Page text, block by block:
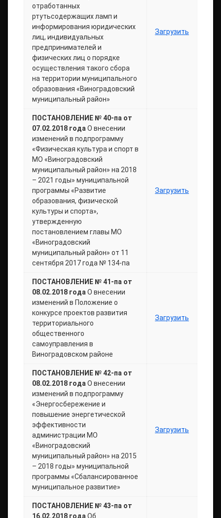
отработанных
ртутьсодержащих ламп и
информирования юридических
лиц, индивидуальных
предпринимателей и
физических лиц о порядке
осуществления такого сбора
на территории муниципального
образования «Виноградовский
муниципальный район»
Загрузить
ПОСТАНОВЛЕНИЕ № 40-па от
07.02.2018 года О внесении
изменений в подпрограмму
«Физическая культура и спорт в
МО «Виноградовский
муниципальный район» на 2018
– 2021 годы» муниципальной
программы «Развитие
образования, физической
культуры и спорта»,
утвержденную
постановлением главы МО
«Виноградовский
муниципальный район» от 11
сентября 2017 года № 134-па
Загрузить
ПОСТАНОВЛЕНИЕ № 41-па от
08.02.2018 года О внесении
изменений в Положение о
конкурсе проектов развития
территориального
общественного
самоуправления в
Виноградовском районе
Загрузить
ПОСТАНОВЛЕНИЕ № 42-па от
08.02.2018 года О внесении
изменений в подпрограмму
«Энергосбережение и
повышение энергетической
эффективности
администрации МО
«Виноградовский
муниципальный район» на 2015
– 2018 годы» муниципальной
программы «Сбалансированное
муниципальное развитие»
Загрузить
ПОСТАНОВЛЕНИЕ № 43-па от
16.02.2018 года Об